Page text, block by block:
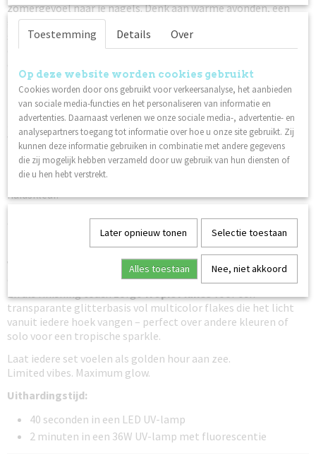
zomergevoel naar je nagels. Denk aan warme avonden, een
gouden zonsondergang, beachclub vibes en een endless
summer glow. Deze limited summer collection combineert
opvallende neonkleuren met sprankelende glitters voor sets
De collectie bestaat uit zes unieke shades, ieder met een eigen
zomerse uitstraling.
Sunset Belliniis een warme, stralende oranje tint met een
vleugje perzik, geïnspireerd op een perfect gemixte cocktail
tijdens zonsondergang.
Bahama Mamabrengt een zachtere tropische oranje kleur
met een frisse coral vibe die prachtig staat bij iedere
huidskleur.
Met
een hint van rood – speels, fris en een echte showstopper.
draait volledig om opvallen: een intense neonroze
kleur vol party- en beachclub energie.
Voor een zachtere luxe uitstraling is er
Pink Paradise, een
dromerige roze shimmer met een elegante glow.
En als finishing touch zorgtTropic Flakesvoor een
transparante glitterbasis vol multicolor flakes die het licht
vanuit iedere hoek vangen – perfect over andere kleuren of
solo voor een tropische sparkle.
Laat iedere set voelen als golden hour aan zee.
Limited vibes. Maximum glow.
Uithardingstijd:
40 seconden in een LED UV-lamp
2 minuten in een 36W UV-lamp met fluorescentie
Toestemming Details Over
Op deze website worden cookies gebruikt
Cookies worden door ons gebruikt voor verkeersanalyse, het aanbieden
van sociale media-functies en het personaliseren van informatie en
advertenties. Daarnaast verlenen we onze sociale media-, advertentie- en
analysepartners toegang tot informatie over hoe u onze site gebruikt. Zij
kunnen deze informatie gebruiken in combinatie met andere gegevens
die zij mogelijk hebben verzameld door uw gebruik van hun diensten of
die u hen hebt verstrekt.
Later opnieuw tonen Selectie toestaan
Alles toestaan Nee, niet akkoord